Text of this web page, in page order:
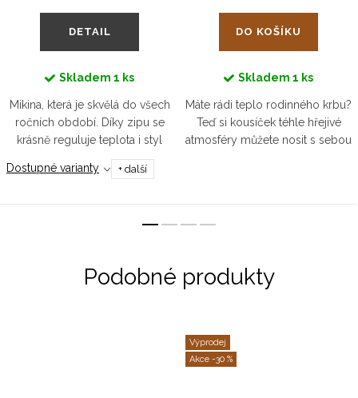
DETAIL
Skladem 1 ks
Mikina, která je skvělá do všech
ročních období. Díky zipu se
krásně reguluje teplota i styl
obléknutí. Jelikož vypadá
parádně k džínům i teplákům,
Dostupné varianty + další
DO KOŠÍKU
Skladem 1 ks
Máte rádi teplo rodinného krbu?
Teď si kousíček téhle hřejivé
atmosféry můžete nosit s sebou
Výprodej
-30 %